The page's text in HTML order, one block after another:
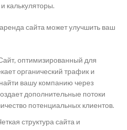
калькуляторы.
сайта может улучшить ваш
оптимизированный для
органический трафик и
вашу компанию через
дополнительные потоки
потенциальных клиентов.
структура сайта и